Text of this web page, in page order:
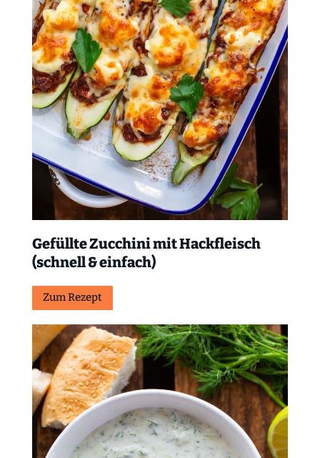
Gefüllte Zucchini mit Hackfleisch
(schnell & einfach)
Zum Rezept